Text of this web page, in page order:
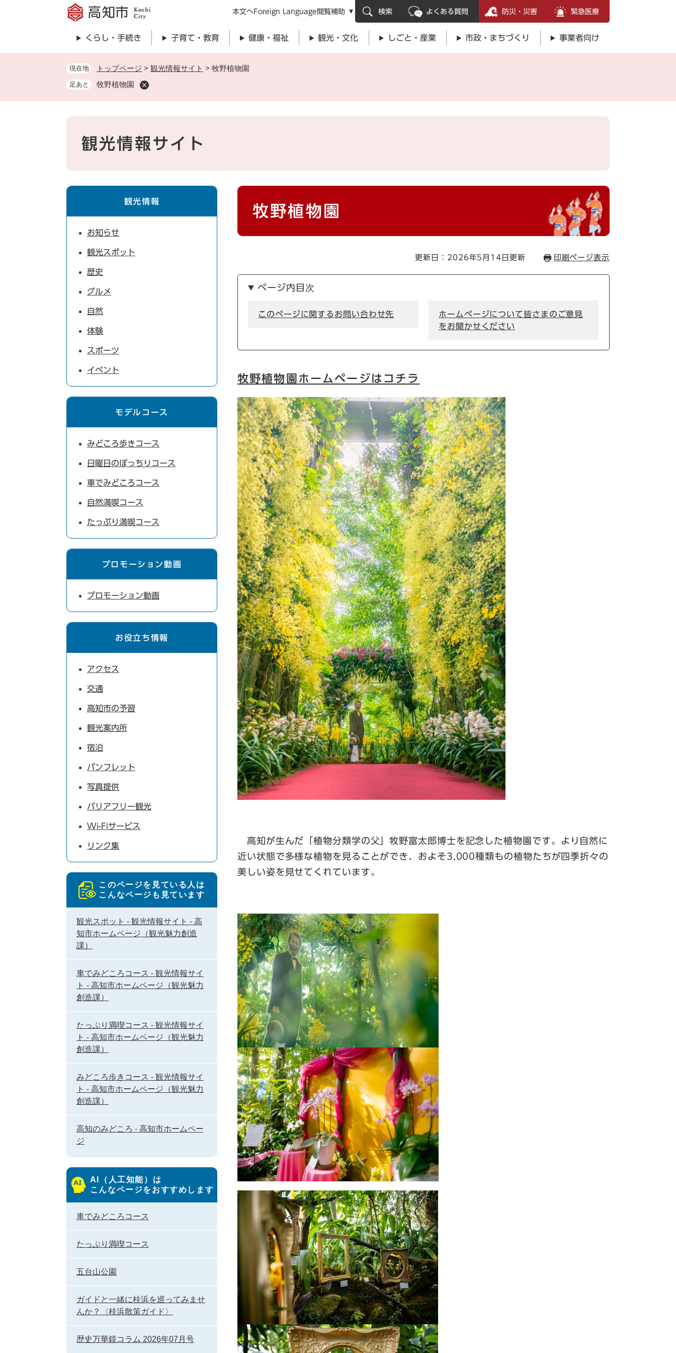
先
。
メニューを飛ばして本文へ
本文へForeign Language 閲覧補助 検索 よくある質問 防災・災害 緊急医療
くらし・手続き 子育て・教育 健康・福祉 観光・文化 しごと・産業 市政・まちづくり 事業者向け
現在地 トップページ > 観光情報サイト > 牧野植物園
足あと 牧野植物園
観光情報サイト
本
牧野植物園
更新日：2026年5月14日更新 印刷ページ表示
ページ内目次
このページに関するお問い合わせ先
ホームページについて皆さまのご意見
をお聞かせください
牧野植物園ホームページはコチラ
高知が生んだ「植物分類学の父」牧野富太郎博士を記念した植物園です。より自然に
近い状態で多様な植物を見ることができ、およそ3,000種類もの植物たちが四季折々の
美しい姿を見せてくれています。
観光情報
お知らせ
観光スポット
歴史
グルメ
自然
体験
スポーツ
イベント
モデルコース
みどころ歩きコース
日曜日のぼっちりコース
車でみどころコース
自然満喫コース
たっぷり満喫コース
プロモーション動画
プロモーション動画
お役立ち情報
アクセス
交通
高知市の予習
観光案内所
宿泊
パンフレット
写真提供
バリアフリー観光
Wi-Fiサービス
リンク集
このページを見ている人は
こんなページも見ています
観光スポット - 観光情報サイト - 高
知市ホームページ（観光魅力創造
課）
車でみどころコース - 観光情報サイ
ト - 高知市ホームページ（観光魅力
創造課）
たっぷり満喫コース - 観光情報サイ
ト - 高知市ホームページ（観光魅力
創造課）
みどころ歩きコース - 観光情報サイ
ト - 高知市ホームページ（観光魅力
創造課）
高知のみどころ - 高知市ホームペー
ジ
AI（人工知能）は
こんなページをおすすめします
車でみどころコース
たっぷり満喫コース
五台山公園
ガイドと一緒に桂浜を巡ってみませ
んか？〈桂浜散策ガイド〉
歴史万華鏡コラム 2026年07月号